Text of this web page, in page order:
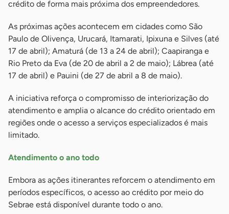
crédito de forma mais próxima dos empreendedores.
As próximas ações acontecem em cidades como São
Paulo de Olivença, Urucará, Itamarati, Ipixuna e Silves (até
17 de abril); Amaturá (de 13 a 24 de abril); Caapiranga e
Rio Preto da Eva (de 20 de abril a 2 de maio); Lábrea (até
17 de abril) e Pauini (de 27 de abril a 8 de maio).
A iniciativa reforça o compromisso de interiorização do
atendimento e amplia o alcance do crédito orientado em
regiões onde o acesso a serviços especializados é mais
limitado.
Atendimento o ano todo
Embora as ações itinerantes reforcem o atendimento em
períodos específicos, o acesso ao crédito por meio do
Sebrae está disponível durante todo o ano.